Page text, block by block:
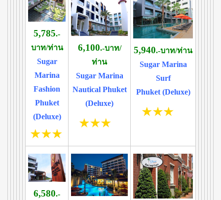
5,785.-
บาท/ท่าน
Sugar
Marina
Fashion
Phuket
(Deluxe)
6,100.-บาท/
ท่าน
Sugar Marina
Nautical Phuket
(Deluxe)
5,940.-บาท/ท่าน
Sugar Marina
Surf
Phuket (Deluxe)
6,580.-